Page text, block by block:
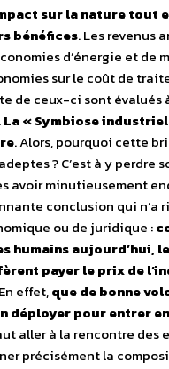
sur la nature tout
bénéfices. Les revenus
d’énergie et de
sur le coût de
de ceux-ci sont évalués
La « Symbiose
. Alors, pourquoi cette
? C’est à y perdre
avoir minutieusement
conclusion qui n’a
ou de juridique :
humains aujourd’hui,
payer le prix de
effet,que de bonne
déployer pour entrer
aller à la rencontre des
précisément la